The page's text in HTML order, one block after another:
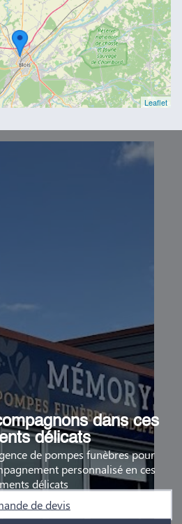
Leaflet
dans ces
délicats
de pompes funèbres pour
personnalisé en ces
délicats
de devis